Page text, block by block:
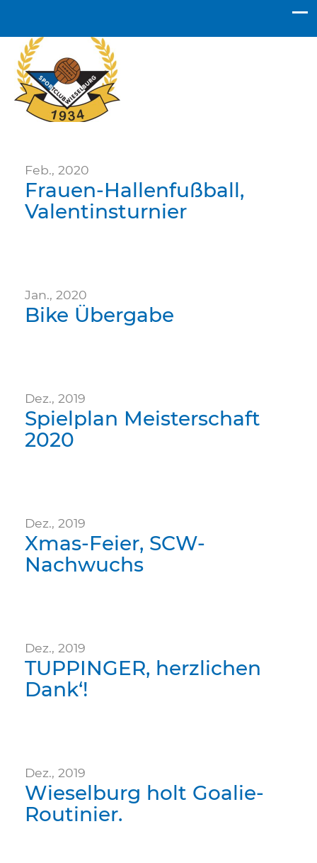
Feb., 2020
Frauen-Hallenfußball,
Valentinsturnier
Jan., 2020
Bike Übergabe
Dez., 2019
Spielplan Meisterschaft
2020
Dez., 2019
Xmas-Feier, SCW-
Nachwuchs
Dez., 2019
TUPPINGER, herzlichen
Dank‘!
Dez., 2019
Wieselburg holt Goalie-
Routinier.